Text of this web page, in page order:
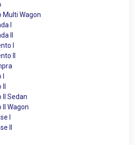
Multi Wagon
I
II
I
II
II Sedan
II Wagon
I
II